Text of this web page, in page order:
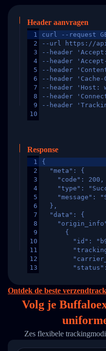
Header aanvragen
1
2
3
4
5
6
7
8
9
10
curl --request
--url https://
--header
--header
--header
--header 'Cache-
--header 'Host:
--header
--header
Response
1
2
3
4
5
6
7
8
9
10
11
12
13
16
17
21
22
{
  "meta": {
    "code": 200,
"type":
"message":
  },
  "data": {
      {
"id":
"phone":
          {
Ontdek de beste
Volg je
Zes flexibele